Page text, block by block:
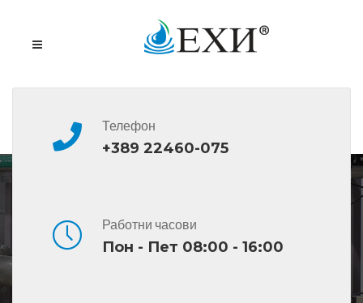
Телефон
+389 22460-075
Работни часови
Пон - Пет 08:00 - 16:00
Дехлорирање и дезодорација